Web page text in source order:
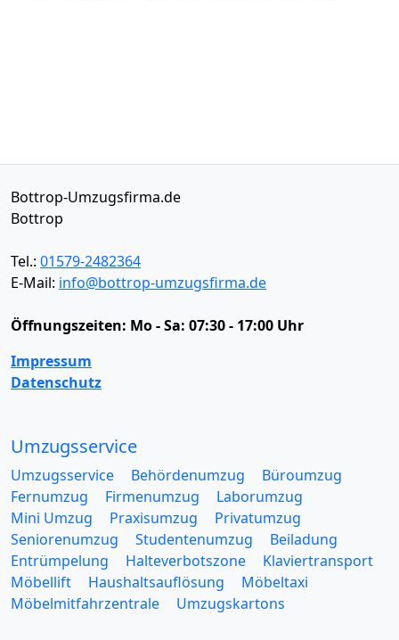
Bottrop-Umzugsfirma.de
Bottrop
Tel.: 01579-2482364
E-Mail: info@bottrop-umzugsfirma.de
Öffnungszeiten: Mo - Sa: 07:30 - 17:00 Uhr
Impressum
Datenschutz
Umzugsservice
Umzugsservice Behördenumzug
Büroumzug
Fernumzug
Firmenumzug
Laborumzug
Mini Umzug
Praxisumzug
Privatumzug
Seniorenumzug
Studentenumzug
Beiladung
Entrümpelung
Halteverbotszone
Klaviertransport
Möbellift
Haushaltsauflösung
Möbeltaxi
Möbelmitfahrzentrale
Umzugskartons